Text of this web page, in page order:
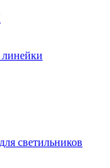
светильников